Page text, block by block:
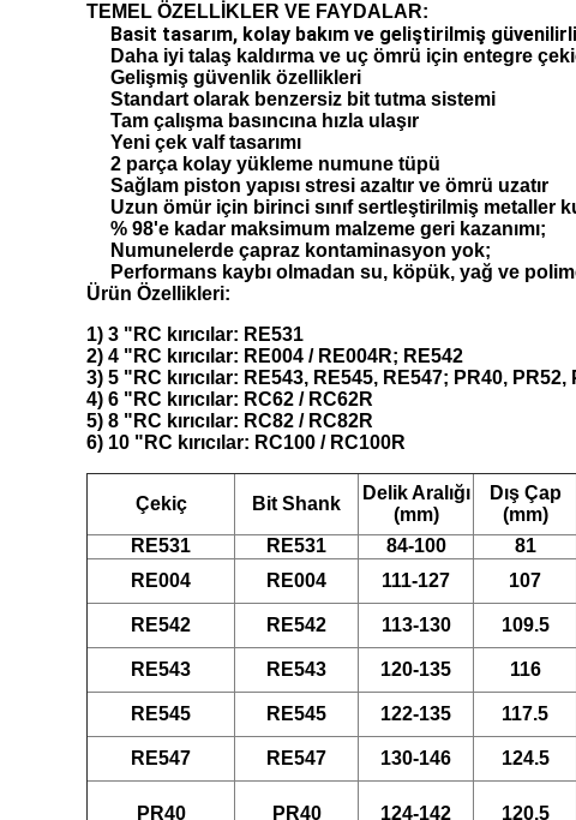
TEMEL ÖZELLİKLER VE FAYDALAR:
Basit tasarım, kolay bakım ve geliştirilmiş
Daha iyi talaş kaldırma ve uç ömrü için entegre
Gelişmiş güvenlik özellikleri
Standart olarak benzersiz bit tutma sistemi
Tam çalışma basıncına hızla ulaşır
Yeni çek valf tasarımı
2 parça kolay yükleme numune tüpü
Sağlam piston yapısı stresi azaltır ve ömrü uzatır
Uzun ömür için birinci sınıf sertleştirilmiş metaller
% 98'e kadar maksimum malzeme geri kazanımı;
Numunelerde çapraz kontaminasyon yok;
Performans kaybı olmadan su, köpük, yağ ve
Ürün Özellikleri:
1) 3 "RC kırıcılar: RE531
2) 4 "RC kırıcılar: RE004 / RE004R; RE542
3) 5 "RC kırıcılar: RE543, RE545, RE547; PR40, PR52,
4) 6 "RC kırıcılar: RC62 / RC62R
5) 8 "RC kırıcılar: RC82 / RC82R
6) 10 "RC kırıcılar: RC100 / RC100R
Çekiç Bit Shank
Delik Aralığı
(mm)
Dış Çap
(mm)
RE531
RE531 84-100 81
RE004
RE004 111-127 107
RE542 RE542 113-130 109.5
RE543 RE543 120-135 116
RE545 RE545 122-135 117.5
RE547 RE547 130-146 124.5
PR40 PR40 124-142 120.5